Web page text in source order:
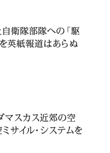
衛隊部隊への「駆
英紙報道はあらぬ
マスカス近郊の空
サイル・システムを